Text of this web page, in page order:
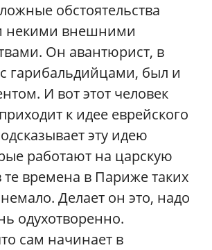
обстоятельства
некими внешними
Он авантюрист, в
гарибальдийцами, был и
И вот этот человек
к идее еврейского
эту идею
работают на царскую
времена в Париже таких
Делает он это, надо
одухотворенно.
сам начинает в